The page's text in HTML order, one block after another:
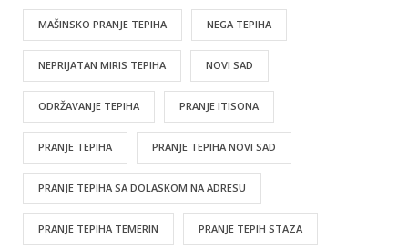
MAŠINSKO PRANJE TEPIHA NEGA TEPIHA
NEPRIJATAN MIRIS TEPIHA NOVI SAD
ODRŽAVANJE TEPIHA PRANJE ITISONA
PRANJE TEPIHA PRANJE TEPIHA NOVI SAD
PRANJE TEPIHA SA DOLASKOM NA ADRESU
PRANJE TEPIHA TEMERIN PRANJE TEPIH STAZA